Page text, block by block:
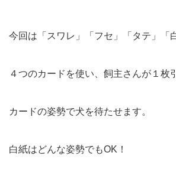
今回は「スワレ」「フセ」「タテ」「
４つのカードを使い、飼主さんが１枚
カードの姿勢で犬を待たせます。
白紙はどんな姿勢でもOK！